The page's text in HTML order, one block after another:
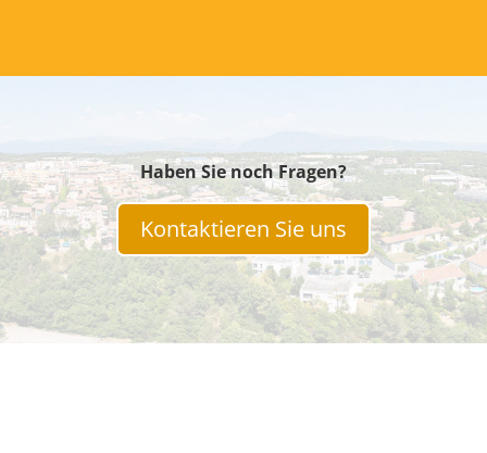
Haben Sie noch Fragen?
Kontaktieren Sie uns